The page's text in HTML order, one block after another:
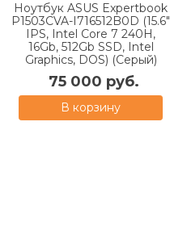
Ноутбук ASUS Expertbook
P1503CVA-I716512B0D (15.6"
IPS, Intel Core 7 240H,
16Gb, 512Gb SSD, Intel
Graphics, DOS) (Серый)
75 000 руб.
В корзину